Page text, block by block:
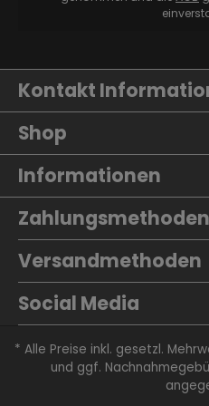
Kontakt
Shop
Informationen
Zahlungsmethoden
Versandmethoden
Social Media
* Alle Preise inkl. gesetzl.
und ggf.